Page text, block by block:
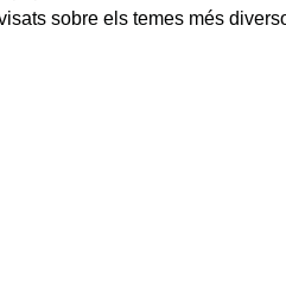
sobre els temes més